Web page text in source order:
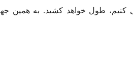
كنیم، طول خواهد كشید. به همین